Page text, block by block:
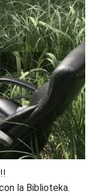
la Biblioteka.